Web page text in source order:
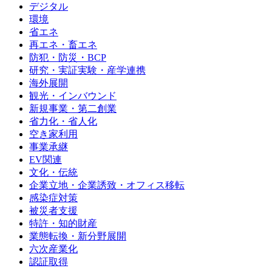
デジタル
環境
省エネ
再エネ・畜エネ
防犯・防災・BCP
研究・実証実験・産学連携
海外展開
観光・インバウンド
新規事業・第二創業
省力化・省人化
空き家利用
事業承継
EV関連
文化・伝統
企業立地・企業誘致・オフィス移転
感染症対策
被災者支援
特許・知的財産
業態転換・新分野展開
六次産業化
認証取得